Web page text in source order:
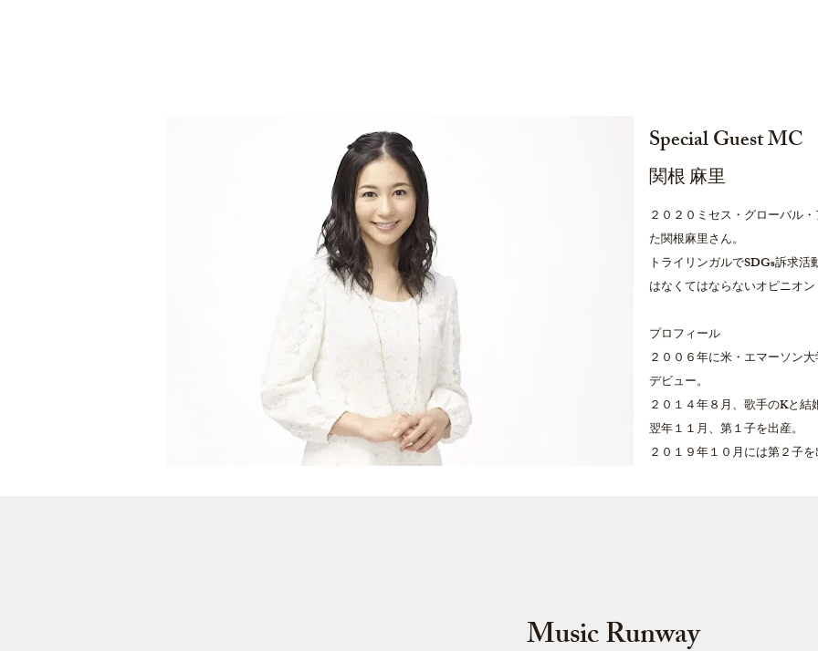
Special Guest MC
関根 麻里
２０２０ミセス・グローバル
た関根麻里さん。
トライリンガルでSDGs訴求
はなくてはならないオピニオン
プロフィール
２００６年に米・エマーソン
デビュー。
２０１４年８月、歌手のKと結
翌年１１月、第１子を出産。
２０１９年１０月には第２子を
Music Runway